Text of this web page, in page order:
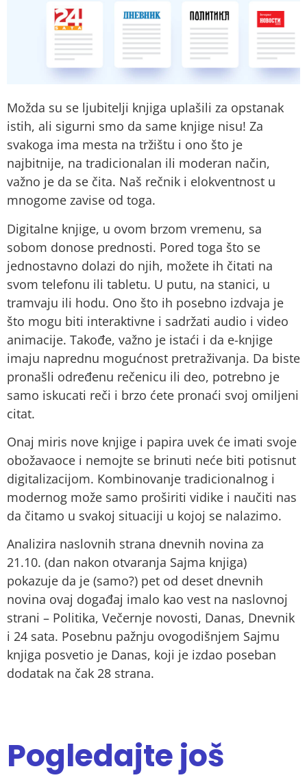
Možda su se ljubitelji knjiga uplašili za opstanak
istih, ali sigurni smo da same knjige nisu! Za
svakoga ima mesta na tržištu i ono što je
najbitnije, na tradicionalan ili moderan način,
važno je da se čita. Naš rečnik i elokventnost u
mnogome zavise od toga.
Digitalne knjige, u ovom brzom vremenu, sa
sobom donose prednosti. Pored toga što se
jednostavno dolazi do njih, možete ih čitati na
svom telefonu ili tabletu. U putu, na stanici, u
tramvaju ili hodu. Ono što ih posebno izdvaja je
što mogu biti interaktivne i sadržati audio i video
animacije. Takođe, važno je istaći i da e-knjige
imaju naprednu mogućnost pretraživanja. Da biste
pronašli određenu rečenicu ili deo, potrebno je
samo iskucati reči i brzo ćete pronaći svoj omiljeni
citat.
Onaj miris nove knjige i papira uvek će imati svoje
obožavaoce i nemojte se brinuti neće biti potisnut
digitalizacijom. Kombinovanje tradicionalnog i
modernog može samo proširiti vidike i naučiti nas
da čitamo u svakoj situaciji u kojoj se nalazimo.
Analizira naslovnih strana dnevnih novina za
21.10. (dan nakon otvaranja Sajma knjiga)
pokazuje da je (samo?) pet od deset dnevnih
novina ovaj događaj imalo kao vest na naslovnoj
strani – Politika, Večernje novosti, Danas, Dnevnik
i 24 sata. Posebnu pažnju ovogodišnjem Sajmu
knjiga posvetio je Danas, koji je izdao poseban
dodatak na čak 28 strana.
Pogledajte još